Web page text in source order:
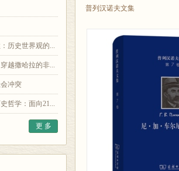
历史世界观的...
越撒哈拉的非...
冲突
哲学：面向21...
更 多
普列汉诺夫文集